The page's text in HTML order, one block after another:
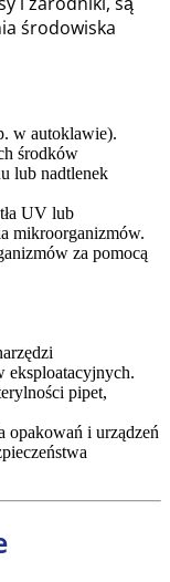
środowiska
w autoklawie).
środków
lub nadtlenek
UV lub
mikroorganizmów.
za pomocą
eksploatacyjnych.
pipet,
opakowań i urządzeń